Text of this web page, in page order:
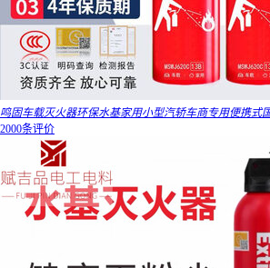
鸣固车载灭火器环保水基家用小型汽轿车商专用便携式
2000条评价